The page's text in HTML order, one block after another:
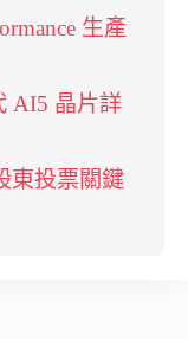
生產
AI5 晶片詳
東投票關鍵